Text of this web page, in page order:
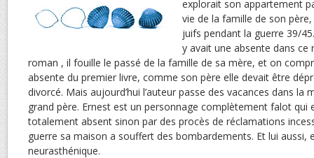
explorait son appartement
vie de la famille de son
juifs pendant la guerre 39/
y avait une absente dans ce
roman , il fouille le passé de la famille de sa mère, et on
absente du premier livre, comme son père elle devait être
divorcé. Mais aujourd’hui l’auteur passe des vacances dans la
grand père. Ernest est un personnage complètement falot qui
totalement absent sinon par des procès de réclamations
guerre sa maison a souffert des bombardements. Et lui aussi,
neurasthénique.